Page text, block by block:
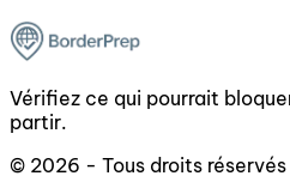
Vérifiez ce qui pourrait
partir.
© 2026 - Tous droits réservés